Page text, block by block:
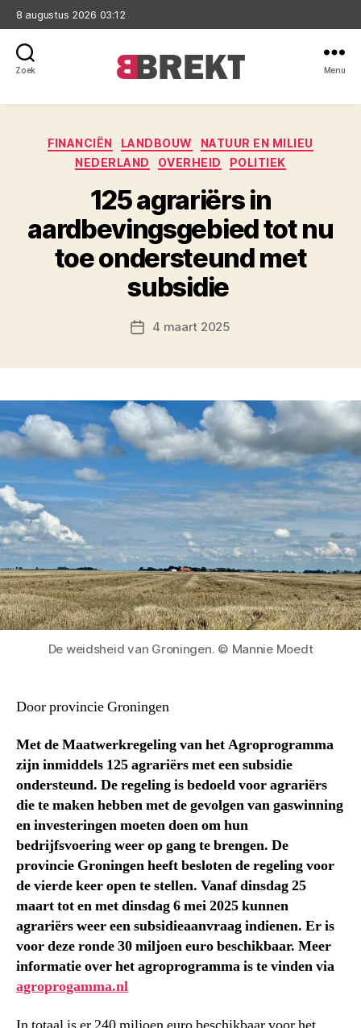
8 augustus 2026 03:12
Zoek Menu
Categorieën
FINANCIËN LANDBOUW
NATUUR EN MILIEU
NEDERLAND
OVERHEID POLITIEK
125 agrariërs in
aardbevingsgebied tot nu
toe ondersteund met
subsidie
Berichtdatum
4 maart 2025
De weidsheid van Groningen. © Mannie Moedt
Door provincie Groningen
Met de Maatwerkregeling van het Agroprogramma
zijn inmiddels 125 agrariërs met een subsidie
ondersteund. De regeling is bedoeld voor agrariërs
die te maken hebben met de gevolgen van gaswinning
en investeringen moeten doen om hun
bedrijfsvoering weer op gang te brengen. De
provincie Groningen heeft besloten de regeling voor
de vierde keer open te stellen. Vanaf dinsdag 25
maart tot en met dinsdag 6 mei 2025 kunnen
agrariërs weer een subsidieaanvraag indienen. Er is
voor deze ronde 30 miljoen euro beschikbaar. Meer
informatie over het agroprogramma is te vinden via
agroprogamma.nl